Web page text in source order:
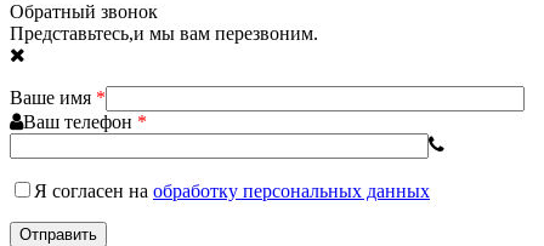
Обратный звонок
Представьтесь,и мы вам перезвоним.
Ваше имя *
Ваш телефон *
Я согласен на обработку персональных данных